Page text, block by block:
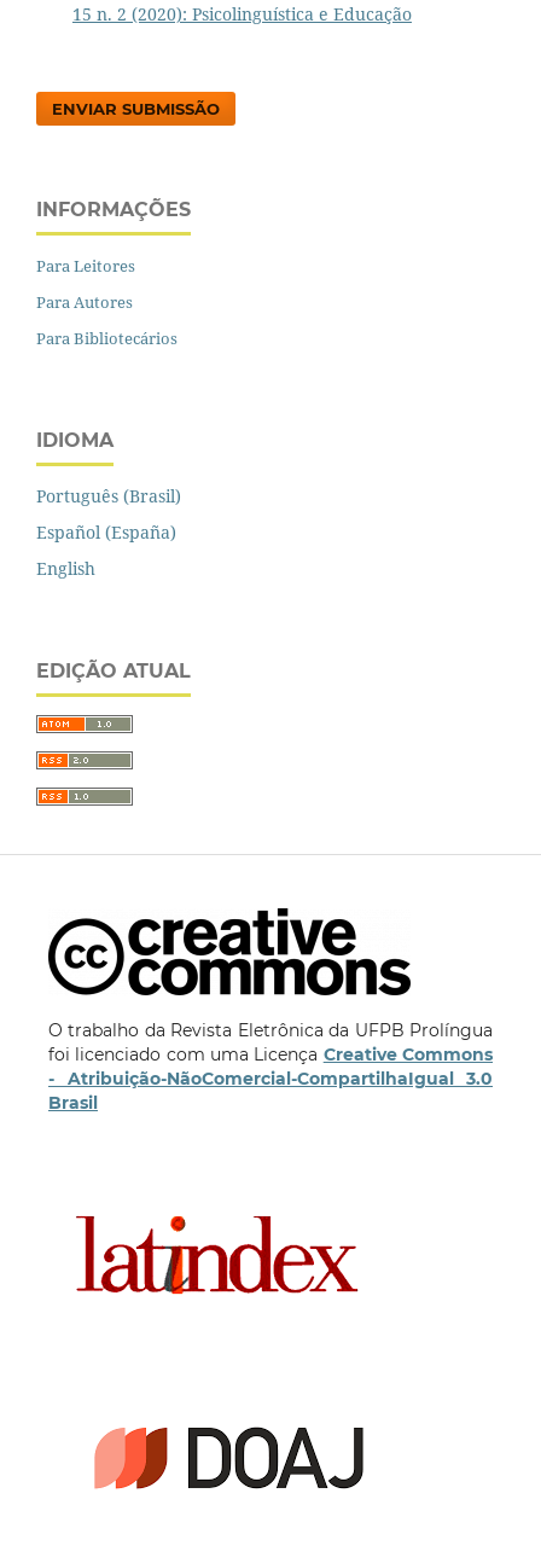
15 n. 2 (2020): Psicolinguística e Educação
ENVIAR SUBMISSÃO
INFORMAÇÕES
Para Leitores
Para Autores
Para Bibliotecários
IDIOMA
Português (Brasil)
Español (España)
English
EDIÇÃO ATUAL
O trabalho da Revista Eletrônica da UFPB Prolíngua
foi licenciado com uma Licença Creative Commons
- Atribuição-NãoComercial-CompartilhaIgual 3.0
Brasil